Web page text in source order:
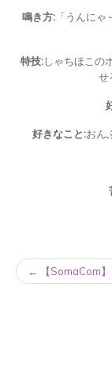
鳴き方:「うんにゃ
特技:しゃちほこの
せ
好きなこと:おん
← 【SomaCom